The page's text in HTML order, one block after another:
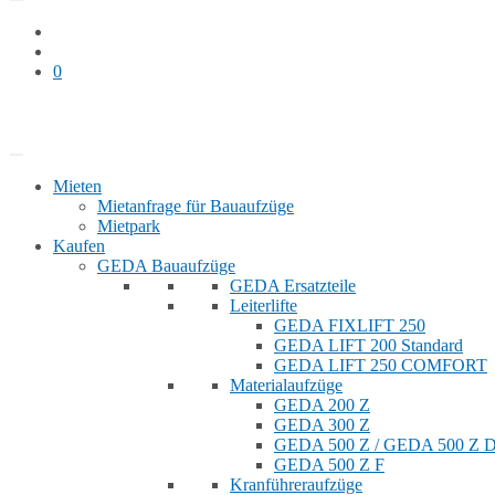
0
Mieten
Mietanfrage für Bauaufzüge
Mietpark
Kaufen
GEDA Bauaufzüge
GEDA Ersatzteile
Leiterlifte
GEDA FIXLIFT 250
GEDA LIFT 200 Standard
GEDA LIFT 250 COMFORT
Materialaufzüge
GEDA 200 Z
GEDA 300 Z
GEDA 500 Z / GEDA 500 Z
GEDA 500 Z F
Kranführeraufzüge